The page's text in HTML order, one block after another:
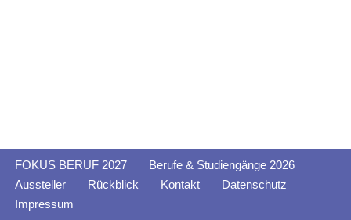
FOKUS BERUF 2027
Berufe & Studiengänge 2026
Aussteller
Rückblick Kontakt
Datenschutz
Impressum